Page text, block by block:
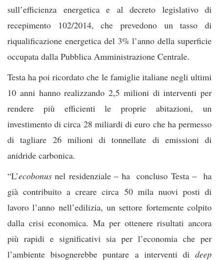
sull’efficienza energetica e al decreto legislativo di
recepimento 102/2014, che prevedono un tasso di
riqualificazione energetica del 3% l’anno della superficie
occupata dalla Pubblica Amministrazione Centrale.
Testa ha poi ricordato che le famiglie italiane negli ultimi
10 anni hanno realizzando 2,5 milioni di interventi per
rendere più efficienti le proprie abitazioni, un
investimento di circa 28 miliardi di euro che ha permesso
di tagliare 26 milioni di tonnellate di emissioni di
anidride carbonica.
“L’ecobonus nel residenziale – ha concluso Testa – ha
già contribuito a creare circa 50 mila nuovi posti di
lavoro l’anno nell’edilizia, un settore fortemente colpito
dalla crisi economica. Ma per ottenere risultati ancora
più rapidi e significativi sia per l’economia che per
l’ambiente bisognerebbe puntare a interventi di deep